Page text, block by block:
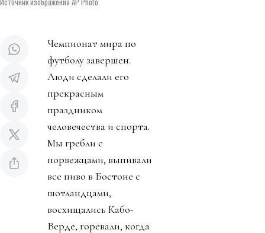
Чемпионат мира по
футболу завершен.
Люди сделали его
прекрасным
праздником
человечества и спорта.
Мы гребли с
норвежцами, выпивали
все пиво в Бостоне с
шотландцами,
восхищались Кабо-
Верде, горевали, когда